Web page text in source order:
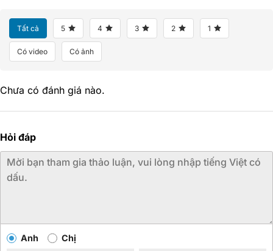
Tất cả 5 4 3 2 1
Có video Có ảnh
Chưa có đánh giá nào.
Hỏi đáp
Anh Chị